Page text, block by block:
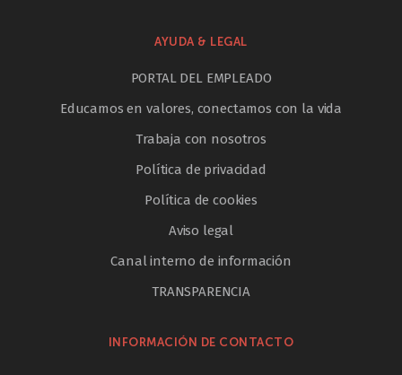
AYUDA & LEGAL
PORTAL DEL EMPLEADO
Educamos en valores, conectamos con la vida
Trabaja con nosotros
Política de privacidad
Política de cookies
Aviso legal
Canal interno de información
TRANSPARENCIA
INFORMACIÓN DE CONTACTO